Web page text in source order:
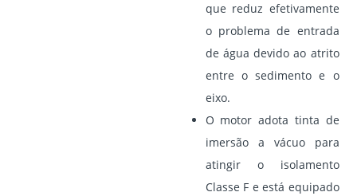
que reduz efetivamente
o problema de entrada
de água devido ao atrito
entre o sedimento e o
eixo.
O motor adota tinta de
imersão a vácuo para
atingir o isolamento
Classe F e está equipado